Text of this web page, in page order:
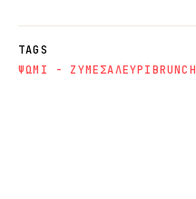
TAGS
ΨΩΜΙ - ΖΥΜΕΣΑΛΕΥΡΙBRUNCH